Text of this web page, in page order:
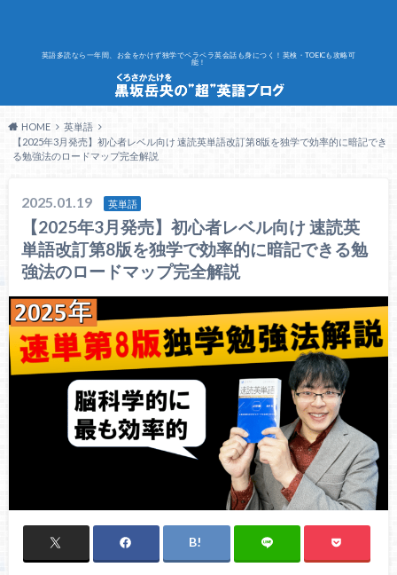
英語多読なら一年間、お金をかけず独学でペラペラ英会話も身につく！英検・TOEICも攻略可
能！
HOME
英単語
【2025年3月発売】初心者レベル向け 速読英単語改訂第8版を独学で効率的に暗記でき
る勉強法のロードマップ完全解説
2025.01.19 英単語
【2025年3月発売】初心者レベル向け 速読英
単語改訂第8版を独学で効率的に暗記できる勉
強法のロードマップ完全解説